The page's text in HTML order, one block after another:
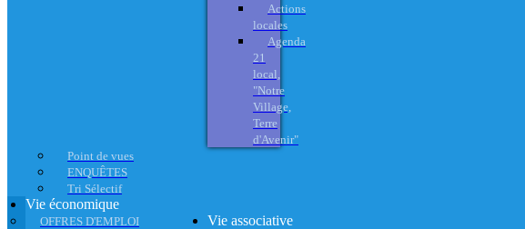
Actions
locales
Agenda
21
local,
"Notre
Village,
Terre
d'Avenir"
Point de vues
ENQUÊTES
Tri Sélectif
Vie économique
OFFRES D'EMPLOI
Vie associative